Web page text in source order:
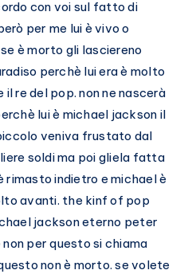
con voi sul fatto di
per me lui è vivo o
è morto gli lasciereno
perchè lui era è molto
il re del pop. non ne nascerà
lui è michael jackson il
veniva frustato dal
soldi ma poi gliela fatta
rimasto indietro e michael è
avanti. the kinf of pop
jackson eterno peter
per questo si chiama
non è morto. se volete